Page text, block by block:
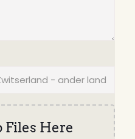
Files Here